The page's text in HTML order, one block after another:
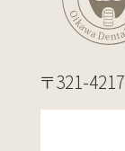
〒321-4217